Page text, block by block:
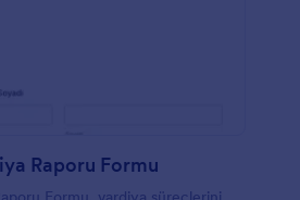
Raporu Formu